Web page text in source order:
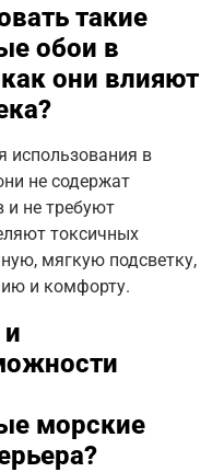
такие
обои в
они влияют
использования в
не содержат
и не требуют
токсичных
мягкую подсветку,
и комфорту.
морские